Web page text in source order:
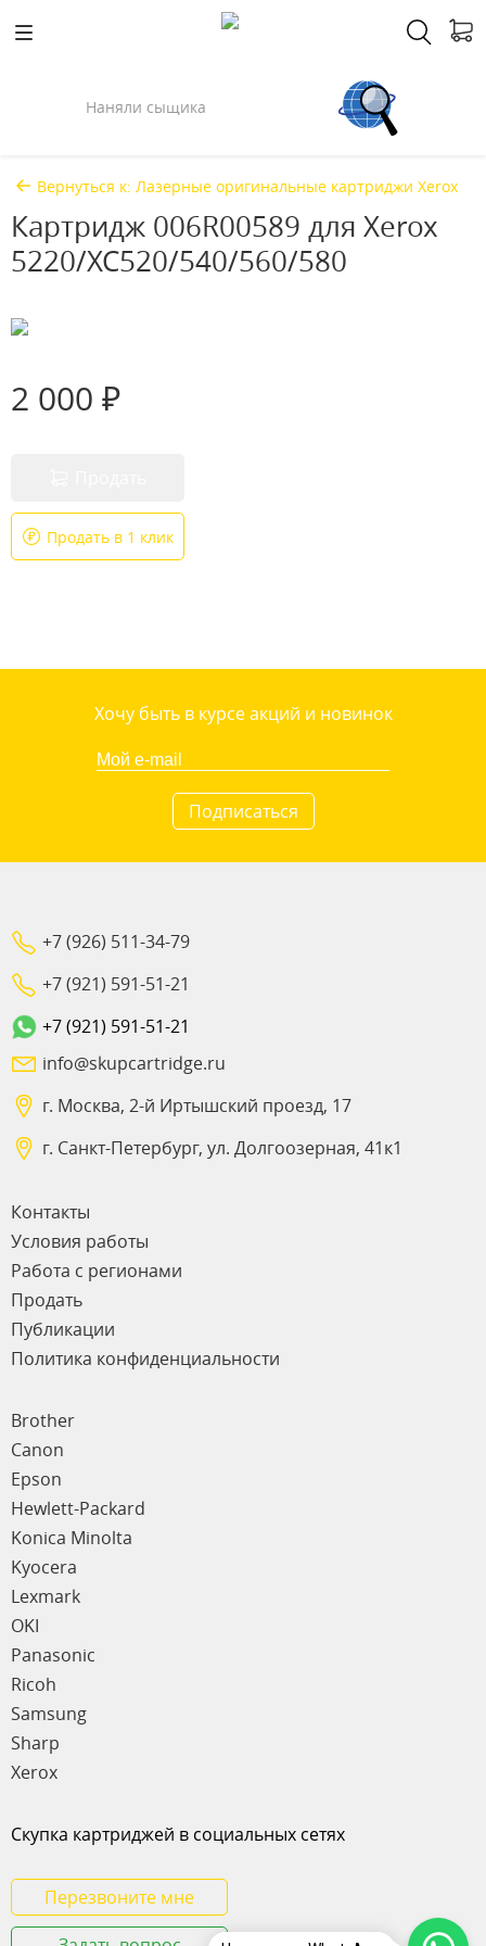
Наняли сыщика
Вернуться к: Лазерные оригинальные картриджи Xerox
Картридж 006R00589 для Xerox
5220/XC520/540/560/580
2 000 ₽
Продать в 1 клик
Хочу быть в курсе акций и новинок
Подписаться
+7 (926) 511-34-79
+7 (921) 591-51-21
+7 (921) 591-51-21
info@skupcartridge.ru
г. Москва, 2-й Иртышский проезд, 17
г. Санкт-Петербург, ул. Долгоозерная, 41к1
Контакты
Условия работы
Работа с регионами
Продать
Публикации
Политика конфиденциальности
Brother
Canon
Epson
Hewlett-Packard
Konica Minolta
Kyocera
Lexmark
OKI
Panasonic
Ricoh
Samsung
Sharp
Xerox
Скупка картриджей в социальных сетях
Перезвоните мне